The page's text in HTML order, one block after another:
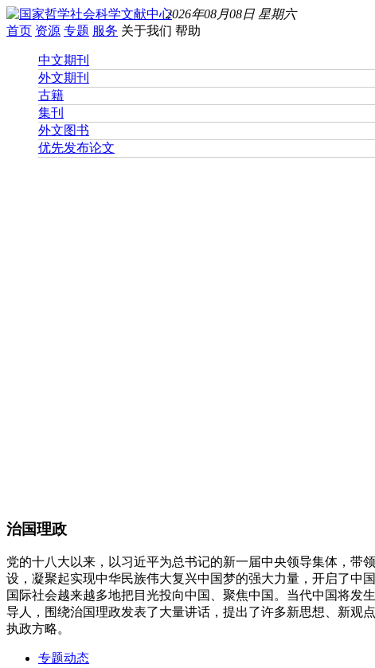
2026年08月08日 星期六
首页 资源 专题 服务 关于我们 帮助
中文期刊
外文期刊
古籍
集刊
外文图书
优先发布论文
治国理政
党的十八大以来，以习近平为总书记的新一届中央领导集体，带
设，凝聚起实现中华民族伟大复兴中国梦的强大力量，开启了中
国际社会越来越多地把目光投向中国、聚焦中国。当代中国将发
导人，围绕治国理政发表了大量讲话，提出了许多新思想、新观
执政方略。
专题动态